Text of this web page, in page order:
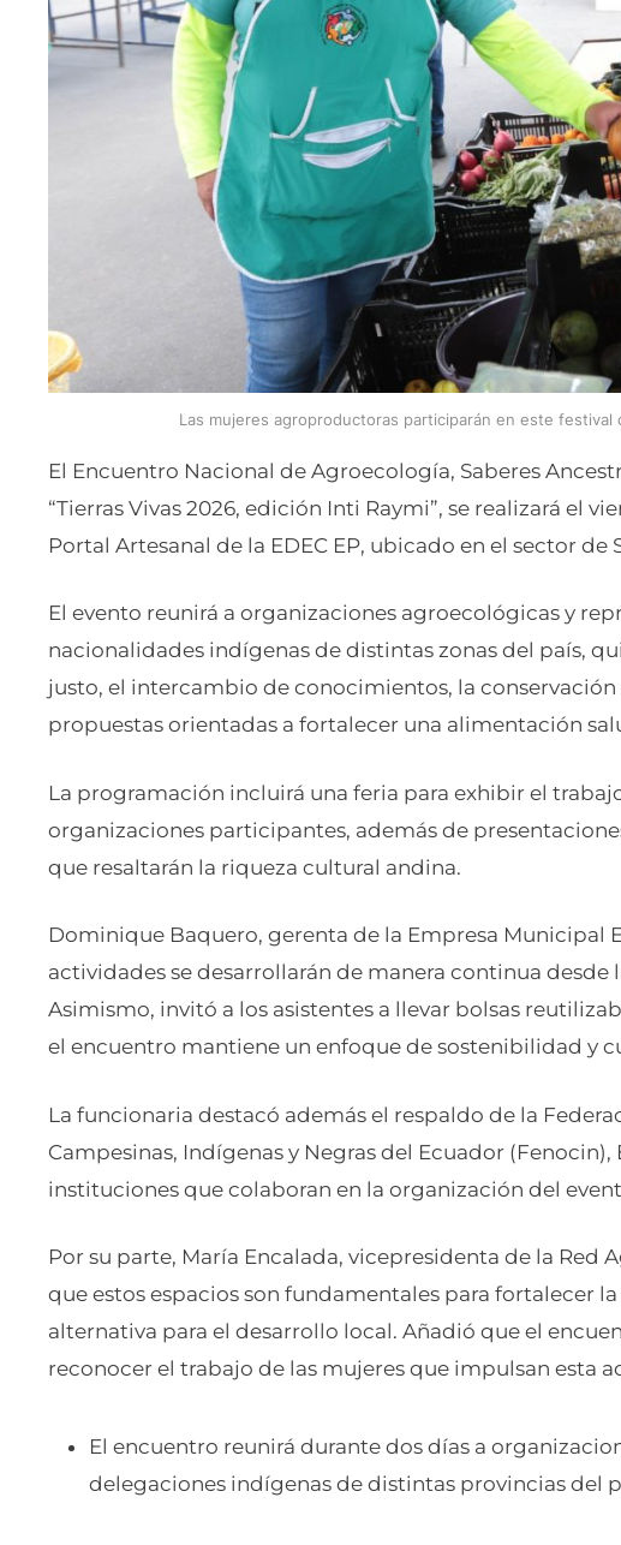
Las mujeres agroproductoras participarán en este
El Encuentro Nacional de Agroecología, Saberes
“Tierras Vivas 2026, edición Inti Raymi”, se realizará el
Portal Artesanal de la EDEC EP, ubicado en el sector de
El evento reunirá a organizaciones agroecológicas y
nacionalidades indígenas de distintas zonas del país,
justo, el intercambio de conocimientos, la
propuestas orientadas a fortalecer una alimentación
La programación incluirá una feria para exhibir el
organizaciones participantes, además de
que resaltarán la riqueza cultural andina.
Dominique Baquero, gerenta de la Empresa Municipal
actividades se desarrollarán de manera continua desde
Asimismo, invitó a los asistentes a llevar bolsas
el encuentro mantiene un enfoque de sostenibilidad y
La funcionaria destacó además el respaldo de la
Campesinas, Indígenas y Negras del Ecuador (Fenocin),
instituciones que colaboran en la organización del
Por su parte, María Encalada, vicepresidenta de la Red
que estos espacios son fundamentales para fortalecer
alternativa para el desarrollo local. Añadió que el
reconocer el trabajo de las mujeres que impulsan esta
El encuentro reunirá durante dos días a
delegaciones indígenas de distintas provincias del